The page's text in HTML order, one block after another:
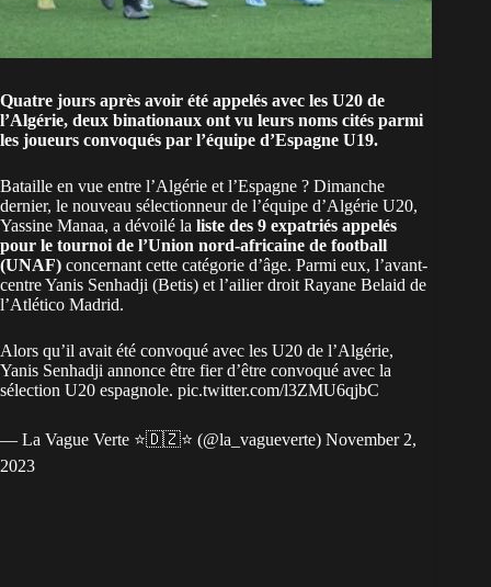
Quatre jours après avoir été appelés avec les U20 de
l’Algérie, deux binationaux ont vu leurs noms cités parmi
les joueurs convoqués par l’équipe d’Espagne U19.
Bataille en vue entre l’Algérie et l’Espagne ? Dimanche
dernier, le nouveau sélectionneur de l’équipe d’Algérie U20,
Yassine Manaa, a dévoilé la liste des 9 expatriés appelés
pour le tournoi de l’Union nord-africaine de football
(UNAF) concernant cette catégorie d’âge. Parmi eux, l’avant-
centre Yanis Senhadji (Betis) et l’ailier droit Rayane Belaid de
l’Atlético Madrid.
Alors qu’il avait été convoqué avec les U20 de l’Algérie,
Yanis Senhadji annonce être fier d’être convoqué avec la
sélection U20 espagnole. pic.twitter.com/l3ZMU6qjbC
— La Vague Verte ⭐️🇩🇿⭐️ (@la_vagueverte) November 2,
2023